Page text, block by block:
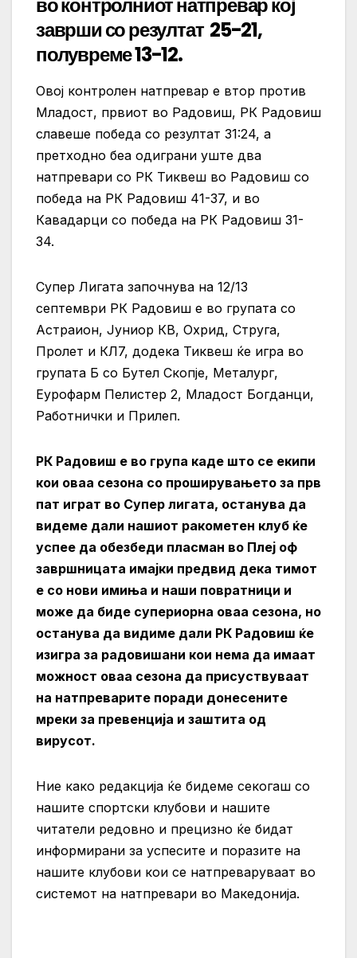
заврши со резултат 25-21,
полувреме 13-12.
Овој контролен натпревар е втор против
Младост, првиот во Радовиш, РК Радовиш
славеше победа со резултат 31:24, а
претходно беа одиграни уште два
натпревари со РК Тиквеш во Радовиш со
победа на РК Радовиш 41-37, и во
Кавадарци со победа на РК Радовиш 31-
34.
Супер Лигата започнува на 12/13
септември РК Радовиш е во групата со
Астраион, Јуниор КВ, Охрид, Струга,
Пролет и КЛ7, додека Тиквеш ќе игра во
групата Б со Бутел Скопје, Металург,
Еурофарм Пелистер 2, Младост Богданци,
Работнички и Прилеп.
РК Радовиш е во група каде што се екипи
кои оваа сезона со проширувањето за прв
пат играт во Супер лигата, останува да
видеме дали нашиот ракометен клуб ќе
успее да обезбеди пласман во Плеј оф
завршницата имајки предвид дека тимот
е со нови имиња и наши повратници и
може да биде супериорна оваа сезона, но
останува да видиме дали РК Радовиш ќе
изигра за радовишани кои нема да имаат
можност оваа сезона да присуствуваат
на натпреварите поради донесените
мреки за превенција и заштита од
вирусот.
Ние како редакција ќе бидеме секогаш со
нашите спортски клубови и нашите
читатели редовно и прецизно ќе бидат
информирани за успесите и поразите на
нашите клубови кои се натпреваруваат во
системот на натпревари во Македонија.